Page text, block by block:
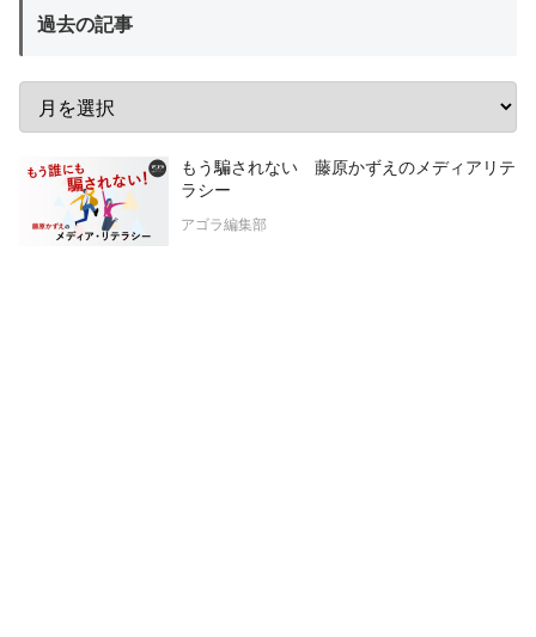
過去の記事
もう騙されない 藤原かずえのメディアリテ
ラシー
アゴラ編集部